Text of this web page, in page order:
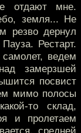
отдают мне.
земля... Не
резво дернул
Рестарт.
ведем
замерзшей
посвист
мимо полосы
то склад,
и пролетаем